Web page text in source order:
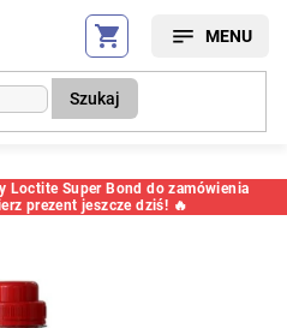
Loctite Super Bond do zamówienia
prezent jeszcze dziś! 🔥
Szukaj
68018PG